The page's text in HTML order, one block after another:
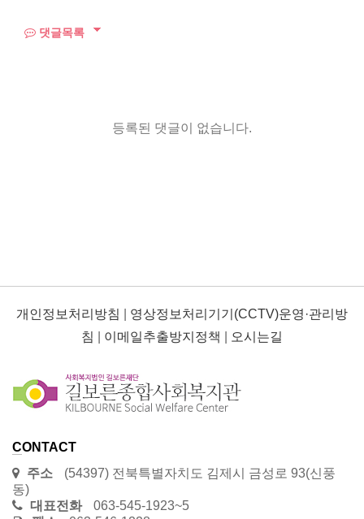
댓글목록
등록된 댓글이 없습니다.
개인정보처리방침
영상정보처리기기(CCTV)운영·관리방
침
이메일추출방지정책 오시는길
CONTACT
주소
(54397) 전북특별자치도 김제시 금성로 93(신풍
동)
대표전화
063-545-1923~5